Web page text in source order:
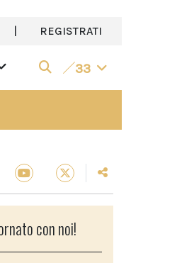
| REGISTRATI
33
con noi!